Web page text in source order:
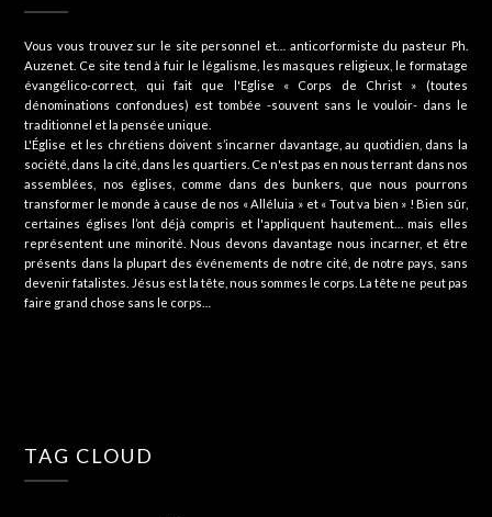
Vous vous trouvez sur le site personnel et… anticorformiste du pasteur Ph.
Auzenet. Ce site tend à fuir le légalisme, les masques religieux, le formatage
évangélico-correct, qui fait que l'Eglise « Corps de Christ » (toutes
dénominations confondues) est tombée -souvent sans le vouloir- dans le
traditionnel et la pensée unique.
L'Église et les chrétiens doivent s’incarner davantage, au quotidien, dans la
société, dans la cité, dans les quartiers. Ce n'est pas en nous terrant dans nos
assemblées, nos églises, comme dans des bunkers, que nous pourrons
transformer le monde à cause de nos « Alléluia » et « Tout va bien » ! Bien sûr,
certaines églises l’ont déjà compris et l'appliquent hautement… mais elles
représentent une minorité. Nous devons davantage nous incarner, et être
présents dans la plupart des événements de notre cité, de notre pays, sans
devenir fatalistes. Jésus est la tête, nous sommes le corps. La tête ne peut pas
faire grand chose sans le corps…
TAG CLOUD